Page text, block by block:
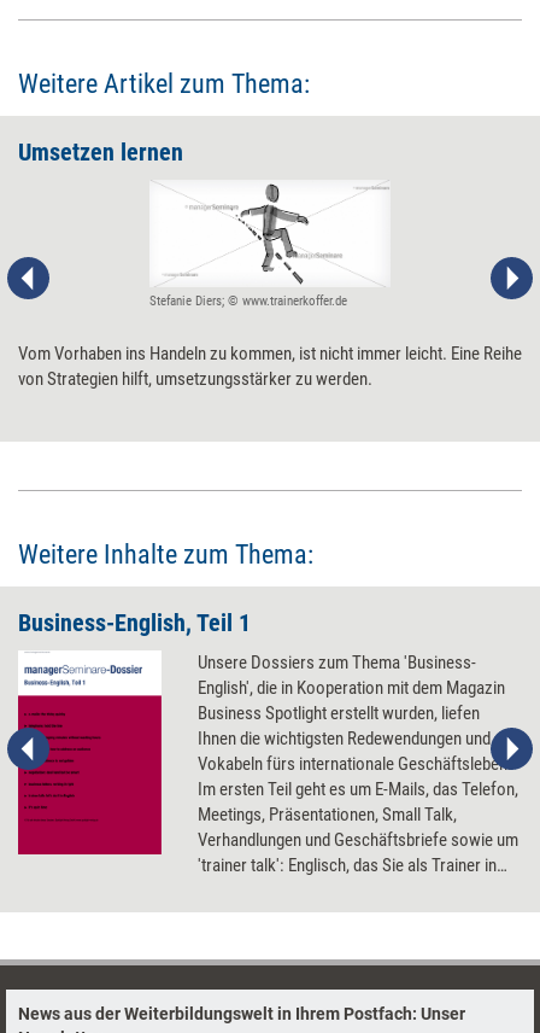
Weitere Artikel zum Thema:
Umsetzen lernen
Stefanie Diers; © www.trainerkoffer.de
Vom Vorhaben ins Handeln zu kommen, ist nicht immer leicht. Eine Reihe
von Strategien hilft, umsetzungsstärker zu werden.
Weitere Inhalte zum Thema:
Business-English, Teil 1
Unsere Dossiers zum Thema 'Business-
English', die in Kooperation mit dem Magazin
Business Spotlight erstellt wurden, liefen
Ihnen die wichtigsten Redewendungen und
Vokabeln fürs internationale Geschäftsleben.
Im ersten Teil geht es um E-Mails, das Telefon,
Meetings, Präsentationen, Small Talk,
Verhandlungen und Geschäftsbriefe sowie um
'trainer talk': Englisch, das Sie als Trainer in
Ende erwartet Sie ein Abschlusstest, mit dem
News aus der Weiterbildungswelt in Ihrem Postfach: Unser